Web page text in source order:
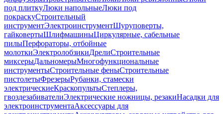
под плиткуЛюки напольныеЛюки под
покраскуСтроительный
инструментЭлектроинструментШуруповерты,
гайковертыШлифмашиныЦиркулярные, сабельные
пилыПерфораторы, отбойные
молоткиЭлектролобзикиДрелиСтроительные
миксерыДальномерыМногофункциональные
инструментыСтроительные феныСтроительные
пистолетыФрезерыРубанки, стамески
электрическиеКраскопультыСтеплеры,
гвоздезабивателиЭлектрические ножницы, резакиНасадки для
электроинструментаАксессуары для